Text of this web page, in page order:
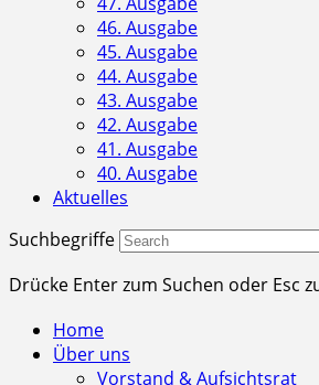
46. Ausgabe
45. Ausgabe
44. Ausgabe
43. Ausgabe
42. Ausgabe
41. Ausgabe
40. Ausgabe
Aktuelles
Suchbegriffe
Drücke Enter zum Suchen oder Esc
Home
Über uns
Vorstand & Aufsichtsrat